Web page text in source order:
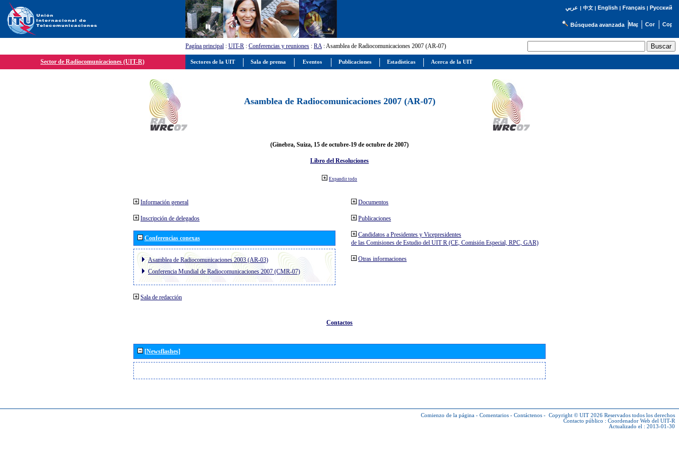
عربي | 中文| English | Français| Русский
Búsqueda avanzada
Pagína principal : UIT-R : Conferencias y reuniones : RA: Asamblea de Radiocomunicaciones 2007 (AR-07)
Sector de Radiocomunicaciones (UIT-R)
Asamblea de Radiocomunicaciones 2007 (AR-07)
(Ginebra, Suiza, 15 de octubre-19 de octubre de 2007)
Libro del Resoluciones
Expandir todo
Información general
Inscripción de delegados
Conferencias conexas
Asamblea de Radiocomunicaciones 2003 (AR-03)
Conferencia Mundial de Radiocomunicaciones 2007 (CMR-07)
Sala de redacción
Documentos
Publicaciones
Candidatos a Presidentes y Vicepresidentes
de las Comisiones de Estudio del UIT R (CE, Comisión Especial, RPC, GAR)
Otras informaciones
Contactos
[Newsflashes]
Comienzo de la página - Comentarios - Contáctenos - Copyright © UIT 2026 Reservados todos los derechos
Contacto público : Coordenador Web del UIT-R
Actualizado el : 2013-01-30
Sectores de la UIT Sala de prensa Eventos Publicaciones Estadísticas Acerca de la UIT